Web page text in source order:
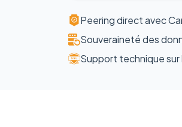
Peering direct avec
Souveraineté des
Support technique sur